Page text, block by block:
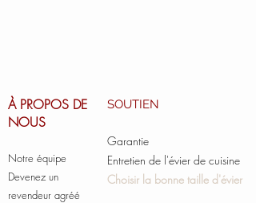
À PROPOS DE
NOUS
Notre équipe
Devenez un
revendeur agréé
SOUTIEN
Garantie
Entretien de l'évier de cuisine
Choisir la bonne taille d'évier